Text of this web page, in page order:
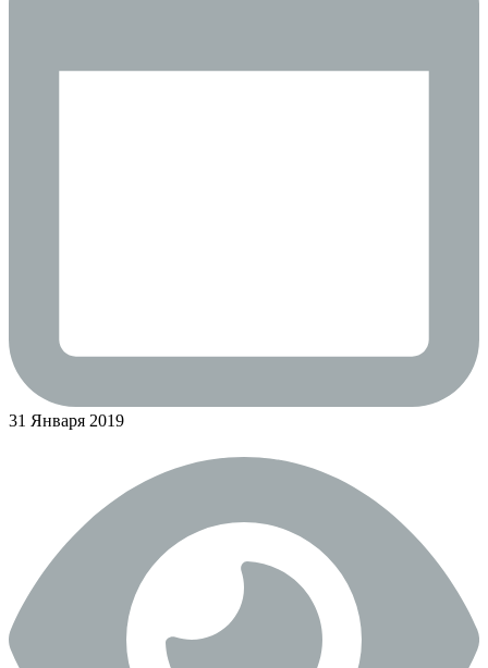
31 Января 2019